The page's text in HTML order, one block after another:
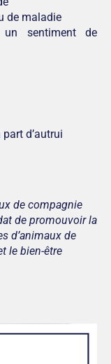
de maladie
sentiment de
d’autrui
de compagnie
de promouvoir la
d’animaux de
le bien-être